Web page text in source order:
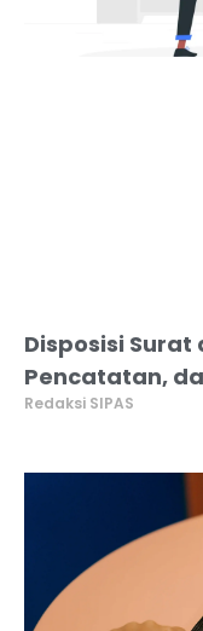
Disposisi
Pencatatan,
Redaksi SIPAS